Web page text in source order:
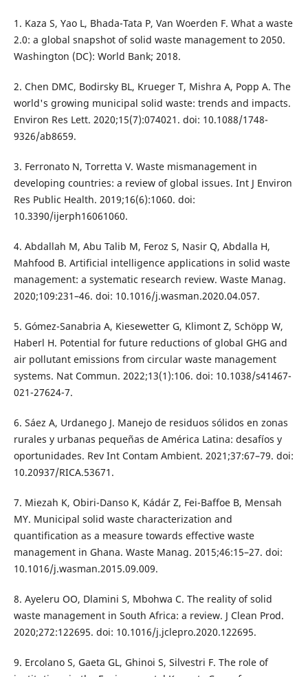
1. Kaza S, Yao L, Bhada-Tata P, Van Woerden F. What a waste
2.0: a global snapshot of solid waste management to 2050.
Washington (DC): World Bank; 2018.
2. Chen DMC, Bodirsky BL, Krueger T, Mishra A, Popp A. The
world's growing municipal solid waste: trends and impacts.
Environ Res Lett. 2020;15(7):074021. doi: 10.1088/1748-
9326/ab8659.
3. Ferronato N, Torretta V. Waste mismanagement in
developing countries: a review of global issues. Int J Environ
Res Public Health. 2019;16(6):1060. doi:
10.3390/ijerph16061060.
4. Abdallah M, Abu Talib M, Feroz S, Nasir Q, Abdalla H,
Mahfood B. Artificial intelligence applications in solid waste
management: a systematic research review. Waste Manag.
2020;109:231–46. doi: 10.1016/j.wasman.2020.04.057.
5. Gómez-Sanabria A, Kiesewetter G, Klimont Z, Schöpp W,
Haberl H. Potential for future reductions of global GHG and
air pollutant emissions from circular waste management
systems. Nat Commun. 2022;13(1):106. doi: 10.1038/s41467-
021-27624-7.
6. Sáez A, Urdanego J. Manejo de residuos sólidos en zonas
rurales y urbanas pequeñas de América Latina: desafíos y
oportunidades. Rev Int Contam Ambient. 2021;37:67–79. doi:
10.20937/RICA.53671.
7. Miezah K, Obiri-Danso K, Kádár Z, Fei-Baffoe B, Mensah
MY. Municipal solid waste characterization and
quantification as a measure towards effective waste
management in Ghana. Waste Manag. 2015;46:15–27. doi:
10.1016/j.wasman.2015.09.009.
8. Ayeleru OO, Dlamini S, Mbohwa C. The reality of solid
waste management in South Africa: a review. J Clean Prod.
2020;272:122695. doi: 10.1016/j.jclepro.2020.122695.
9. Ercolano S, Gaeta GL, Ghinoi S, Silvestri F. The role of